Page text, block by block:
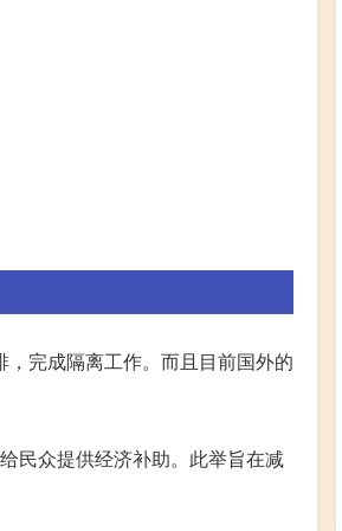
完成隔离工作。而且目前国外的
民众提供经济补助。此举旨在减